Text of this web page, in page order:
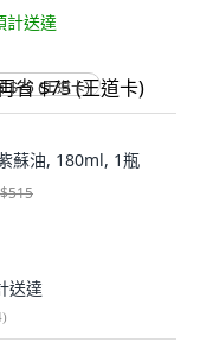
計送達
$75 (王道卡)
蘇油, 180ml, 1瓶
$515
送達
)